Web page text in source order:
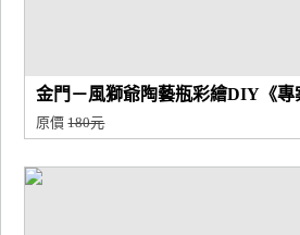
金門－風獅爺陶藝瓶彩繪DIY《專
原價180元